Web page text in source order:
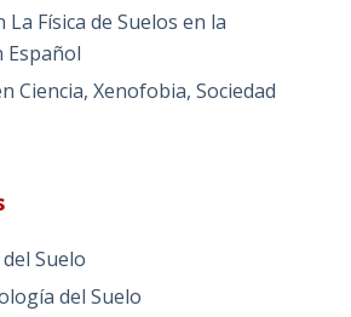
La Física de Suelos en la
Ciencia, Xenofobia, Sociedad
Suelo
del Suelo